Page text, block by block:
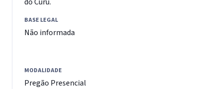
BASE LEGAL
Não informada
MODALIDADE
Pregão Presencial